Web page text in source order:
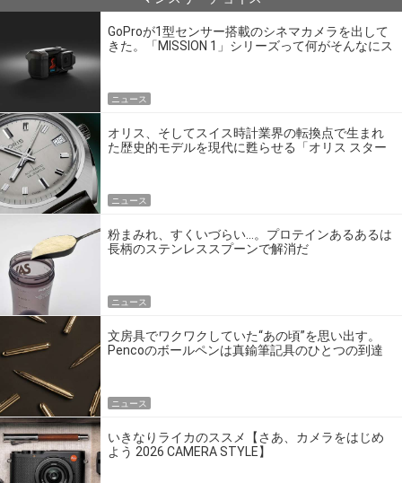
GoProが1型センサー搭載のシネマカメラを出して
きた。「MISSION 1」シリーズって何がそんなにス
ニュース
オリス、そしてスイス時計業界の転換点で生まれ
た歴史的モデルを現代に甦らせる「オリス スター
ニュース
粉まみれ、すくいづらい…。プロテインあるあるは
長柄のステンレススプーンで解消だ
ニュース
文房具でワクワクしていた“あの頃”を思い出す。
Pencoのボールペンは真鍮筆記具のひとつの到達
ニュース
いきなりライカのススメ【さあ、カメラをはじめ
よう 2026 CAMERA STYLE】